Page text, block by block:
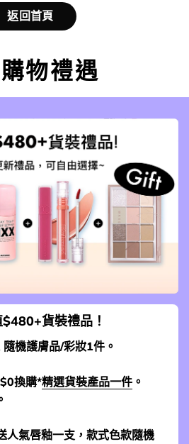
返回首頁
物禮遇
貨裝禮品！
機護膚品/彩妝1件。
換購*精選貨裝產品一件 。
氣唇釉一支，款式色款隨機